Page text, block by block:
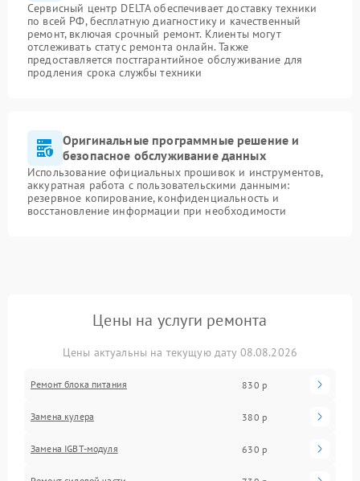
Сервисный центр DELTA обеспечивает доставку техники
по всей РФ, бесплатную диагностику и качественный
ремонт, включая срочный ремонт. Клиенты могут
отслеживать статус ремонта онлайн. Также
предоставляется постгарантийное обслуживание для
продления срока службы техники
Оригинальные программные решение и
безопасное обслуживание данных
Использование официальных прошивок и инструментов,
аккуратная работа с пользовательскими данными:
резервное копирование, конфиденциальность и
восстановление информации при необходимости
Цены на услуги ремонта
Цены актуальны на текущую дату 08.08.2026
Ремонт блока питания 830 р
Замена кулера 380 р
Замена IGBT-модуля 630 р